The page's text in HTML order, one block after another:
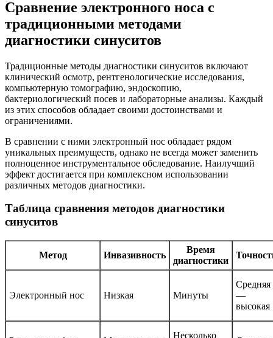
Сравнение электронного носа с
традиционными методами
диагностики синуситов
Традиционные методы диагностики синуситов включают
клинический осмотр, рентгенологические исследования,
компьютерную томографию, эндоскопию,
бактериологический посев и лабораторные анализы. Каждый
из этих способов обладает своими достоинствами и
ограничениями.
В сравнении с ними электронный нос обладает рядом
уникальных преимуществ, однако не всегда может заменить
полноценное инструментальное обследование. Наилучший
эффект достигается при комплексном использовании
различных методов диагностики.
Таблица сравнения методов диагностики
синуситов
Метод Инвазивность
Время
диагностики
Электронный нос Низкая Минуты
Средняя
—
высокая
Несколько